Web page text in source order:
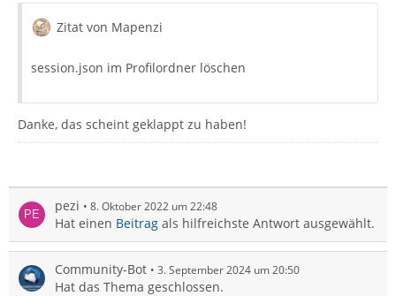
Zitat von Mapenzi
session.json im Profilordner löschen
Danke, das scheint geklappt zu haben!
pezi 8. Oktober 2022 um 22:48
Hat einen Beitrag als hilfreichste Antwort ausgewählt.
Community-Bot 3. September 2024 um 20:50
Hat das Thema geschlossen.